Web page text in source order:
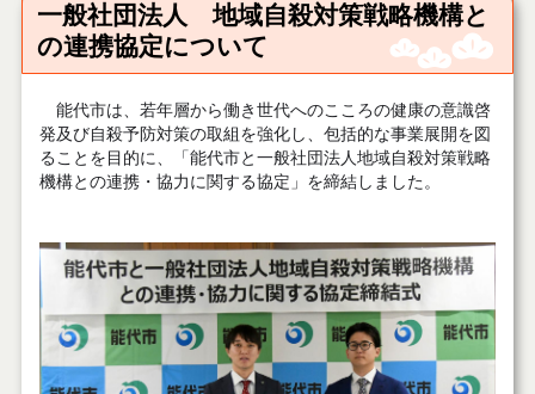
一般社団法人 地域自殺対策戦略機構と
の連携協定について
能代市は、若年層から働き世代へのこころの健康の意識啓
発及び自殺予防対策の取組を強化し、包括的な事業展開を図
ることを目的に、「能代市と一般社団法人地域自殺対策戦略
機構との連携・協力に関する協定」を締結しました。